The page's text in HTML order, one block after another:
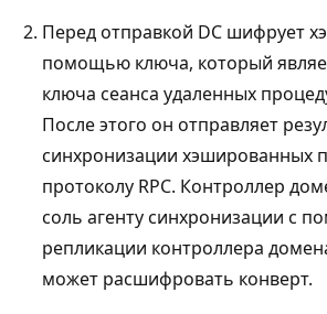
Перед отправкой DC шифрует
помощью ключа, который
ключа сеанса удаленных
После этого он отправляет
синхронизации хэшированных
протоколу RPC. Контроллер
соль агенту синхронизации с
репликации контроллера
может расшифровать конверт.